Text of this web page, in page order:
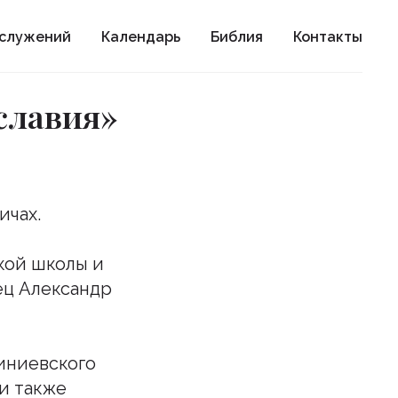
Календарь Библия Контакты
школы и
Александр
также